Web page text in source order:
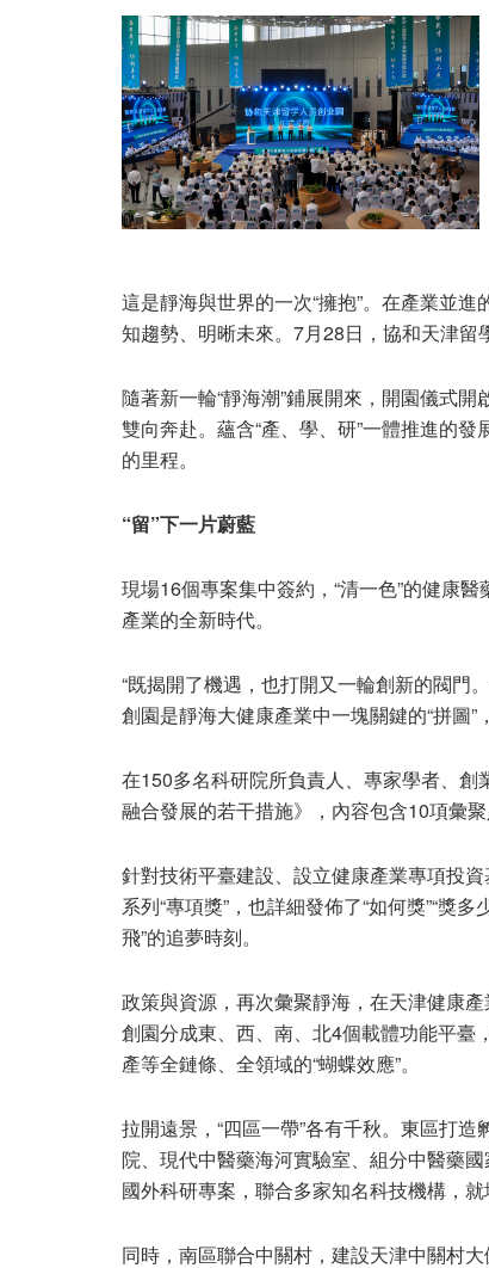
這是靜海與世界的一次“擁抱”。在產業並
知趨勢、明晰未來。7月28日，協和天津
隨著新一輪“靜海潮”鋪展開來，開園儀式開
雙向奔赴。蘊含“產、學、研”一體推進的
的里程。
“留”下一片蔚藍
現場16個專案集中簽約，“清一色”的健康
產業的全新時代。
“既揭開了機遇，也打開又一輪創新的閥門
創園是靜海大健康產業中一塊關鍵的“拼圖”
在150多名科研院所負責人、專家學者、
融合發展的若干措施》，內容包含10項彙
針對技術平臺建設、設立健康產業專項投
系列“專項獎”，也詳細發佈了“如何獎”“獎
飛”的追夢時刻。
政策與資源，再次彙聚靜海，在天津健康產
創園分成東、西、南、北4個載體功能平臺
產等全鏈條、全領域的“蝴蝶效應”。
拉開遠景，“四區一帶”各有千秋。東區打
院、現代中醫藥海河實驗室、組分中醫藥
國外科研專案，聯合多家知名科技機構，就
同時，南區聯合中關村，建設天津中關村